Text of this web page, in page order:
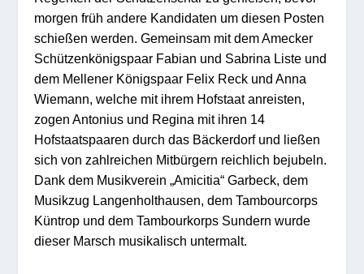
morgen früh andere Kandidaten um diesen Posten
schießen werden. Gemeinsam mit dem Amecker
Schützenkönigspaar Fabian und Sabrina Liste und
dem Mellener Königspaar Felix Reck und Anna
Wiemann, welche mit ihrem Hofstaat anreisten,
zogen Antonius und Regina mit ihren 14
Hofstaatspaaren durch das Bäckerdorf und ließen
sich von zahlreichen Mitbürgern reichlich bejubeln.
Dank dem Musikverein „Amicitia“ Garbeck, dem
Musikzug Langenholthausen, dem Tambourcorps
Küntrop und dem Tambourkorps Sundern wurde
dieser Marsch musikalisch untermalt.